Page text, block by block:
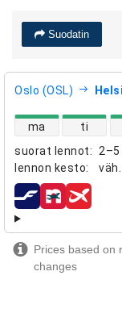
Suodatin
Oslo (OSL)
suorat lennot:
lennon kesto: väh.
suorien lentojen
ma ti
lentoyhtiöt
Prices based on
changes